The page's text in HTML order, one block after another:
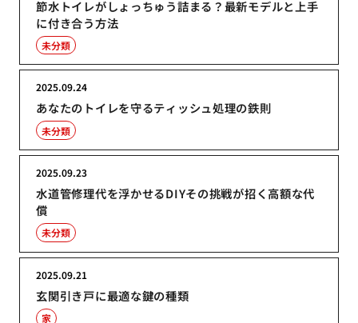
節水トイレがしょっちゅう詰まる？最新モデルと上手
に付き合う方法
未分類
あなたのトイレを守るティッシュ処理の鉄則
2025.09.24
未分類
水道管修理代を浮かせるDIYその挑戦が招く高額な代
償
2025.09.23
未分類
玄関引き戸に最適な鍵の種類
2025.09.21
家